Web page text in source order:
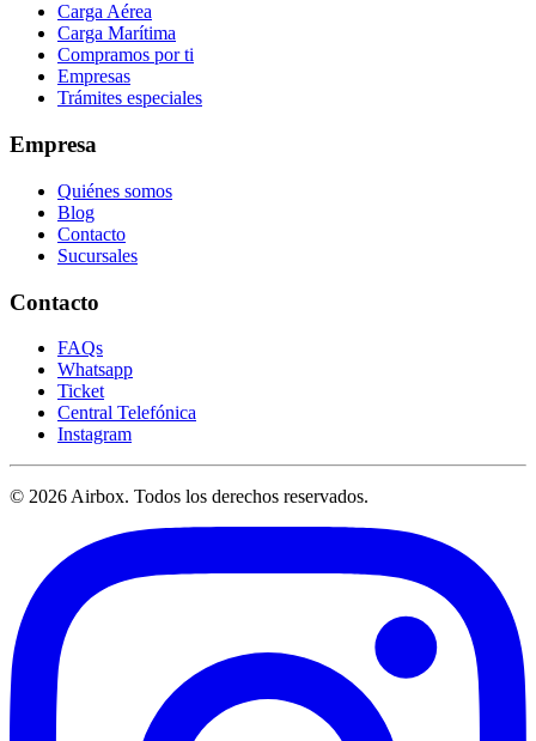
Carga Aérea
Carga Marítima
Compramos por ti
Empresas
Trámites especiales
Empresa
Quiénes somos
Blog
Contacto
Sucursales
Contacto
FAQs
Whatsapp
Ticket
Central Telefónica
Instagram
© 2026 Airbox. Todos los derechos reservados.